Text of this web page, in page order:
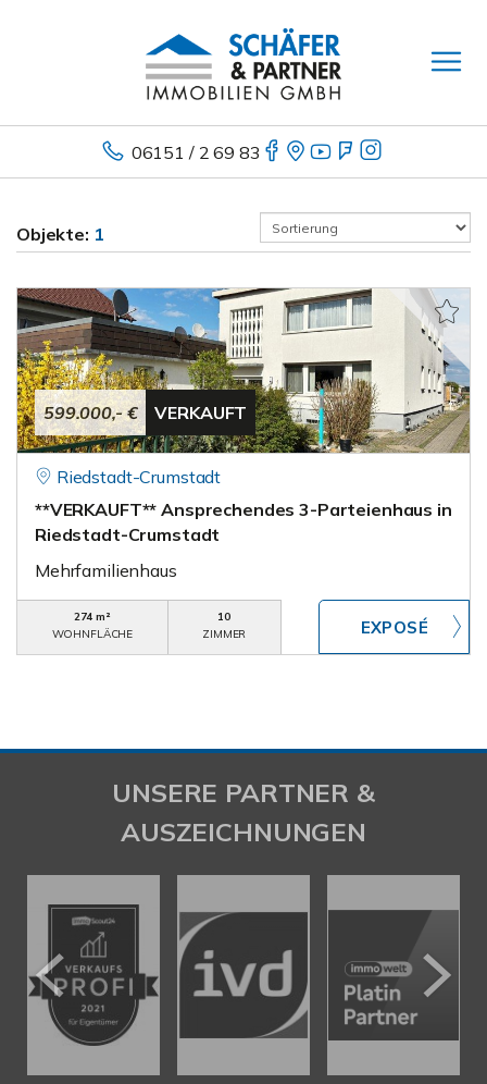
06151 / 2 69 83
Objekte: 1
599.000,- € VERKAUFT
Riedstadt-Crumstadt
**VERKAUFT** Ansprechendes 3-Parteienhaus in
Riedstadt-Crumstadt
Mehrfamilienhaus
274 m²
WOHNFLÄCHE
10
ZIMMER
UNSERE PARTNER &
AUSZEICHNUNGEN